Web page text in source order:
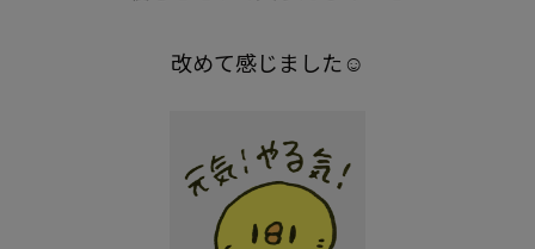
改めて感じました☺️